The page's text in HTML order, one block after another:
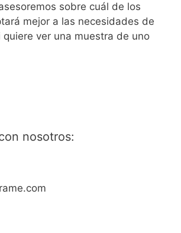
sobre cuál de los
mejor a las necesidades de
quiere ver una muestra de uno
nosotros: